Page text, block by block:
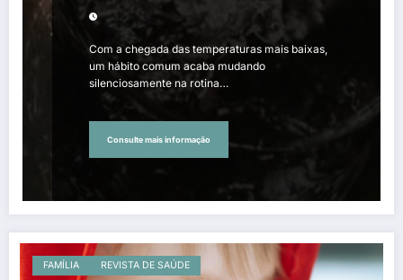
Inverno
Com a chegada das temperaturas mais baixas,
um hábito comum acaba mudando
silenciosamente na rotina…
Consulte mais informação
FAMÍLIA REVISTA DE SAÚDE